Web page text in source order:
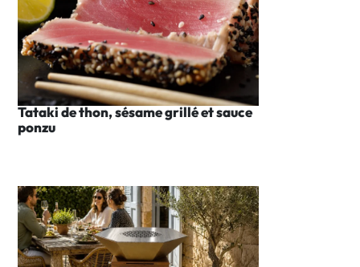
Tataki de thon, sésame grillé et sauce
ponzu